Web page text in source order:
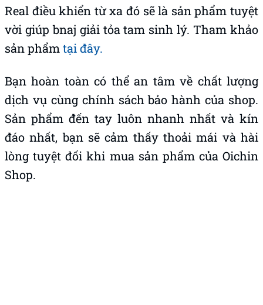
Real điều khiển từ xa đó sẽ là sản phẩm tuyệt
vời giúp bnaj giải tỏa tam sinh lý. Tham khảo
sản phẩmtại đây.
Bạn hoàn toàn có thể an tâm về chất lượng
dịch vụ cùng chính sách bảo hành của shop.
Sản phẩm đến tay luôn nhanh nhất và kín
đáo nhất, bạn sẽ cảm thấy thoải mái và hài
lòng tuyệt đối khi mua sản phẩm của Oichin
Shop.